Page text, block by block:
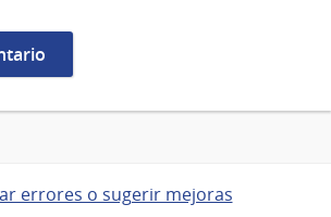
errores o sugerir mejoras